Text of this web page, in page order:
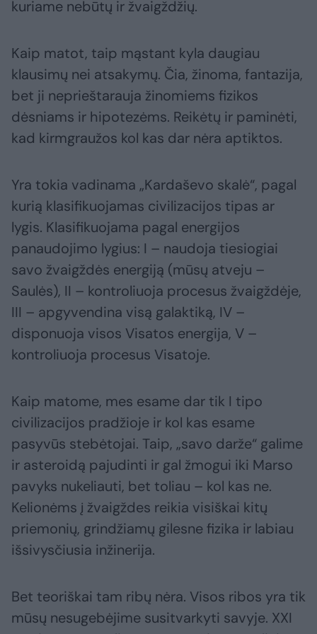
kuriame nebūtų ir žvaigždžių.
Kaip matot, taip mąstant kyla daugiau
klausimų nei atsakymų. Čia, žinoma, fantazija,
bet ji neprieštarauja žinomiems fizikos
dėsniams ir hipotezėms. Reikėtų ir paminėti,
kad kirmgraužos kol kas dar nėra aptiktos.
Yra tokia vadinama „Kardaševo skalė“, pagal
kurią klasifikuojamas civilizacijos tipas ar
lygis. Klasifikuojama pagal energijos
panaudojimo lygius: I – naudoja tiesiogiai
savo žvaigždės energiją (mūsų atveju –
Saulės), II – kontroliuoja procesus žvaigždėje,
III – apgyvendina visą galaktiką, IV –
disponuoja visos Visatos energija, V –
kontroliuoja procesus Visatoje.
Kaip matome, mes esame dar tik I tipo
civilizacijos pradžioje ir kol kas esame
pasyvūs stebėtojai. Taip, „savo darže“ galime
ir asteroidą pajudinti ir gal žmogui iki Marso
pavyks nukeliauti, bet toliau – kol kas ne.
Kelionėms į žvaigždes reikia visiškai kitų
priemonių, grindžiamų gilesne fizika ir labiau
išsivysčiusia inžinerija.
Bet teoriškai tam ribų nėra. Visos ribos yra tik
mūsų nesugebėjime susitvarkyti savyje. XXI